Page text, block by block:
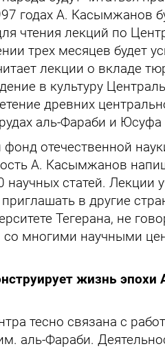
годах А. Касымжанов
чтения лекций по
трех месяцев будет
лекции о вкладе
в культуру
древних
аль-Фараби и Юсуфа
отечественной
А. Касымжанов
статей. Лекции
в другие
Тегерана, не
со многими научными
жизнь эпохи
тесно связана с
аль-Фараби.